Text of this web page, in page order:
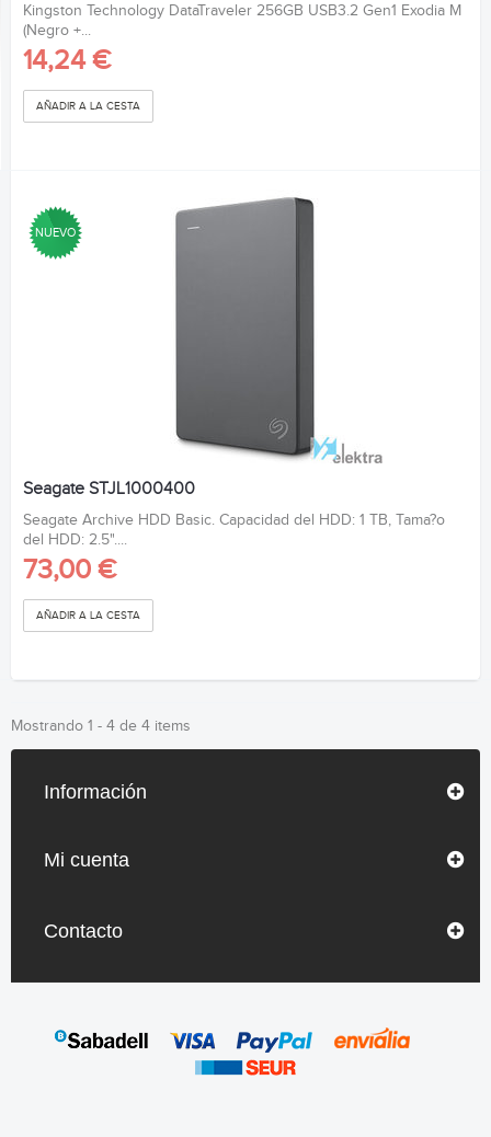
Kingston Technology DataTraveler 256GB USB3.2 Gen1 Exodia M
(Negro +...
14,24 €
AÑADIR A LA CESTA
NUEVO
Seagate STJL1000400
Seagate Archive HDD Basic. Capacidad del HDD: 1 TB, Tama?o
del HDD: 2.5"....
73,00 €
AÑADIR A LA CESTA
Mostrando 1 - 4 de 4 items
Información
Mi cuenta
Contacto